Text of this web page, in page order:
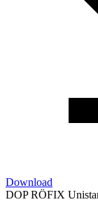
Download
DOP RÖFIX